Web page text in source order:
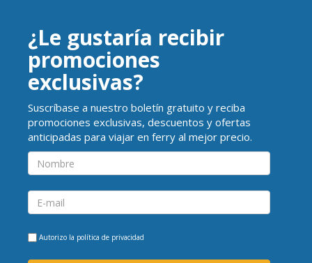
¿Le gustaría recibir
promociones
exclusivas?
Suscríbase a nuestro boletín gratuito y reciba
promociones exclusivas, descuentos y ofertas
anticipadas para viajar en ferry al mejor precio.
Autorizo la política de privacidad